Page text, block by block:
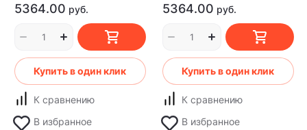
5364.00 руб.
Купить в один клик
К сравнению
В избранное
5364.00 руб.
Купить в один клик
К сравнению
В избранное